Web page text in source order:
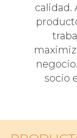
calidad.
negocio.
socio